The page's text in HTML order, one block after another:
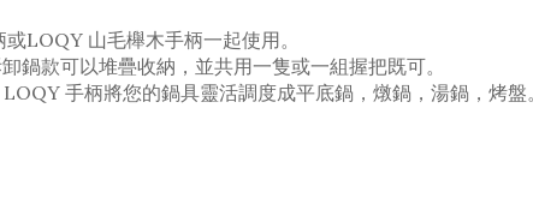
LOQY 山毛櫸木手柄一起使用。
鍋款可以堆疊收納，並共用一隻或一組握把既可。
手柄將您的鍋具靈活調度成平底鍋，燉鍋，湯鍋，烤盤。